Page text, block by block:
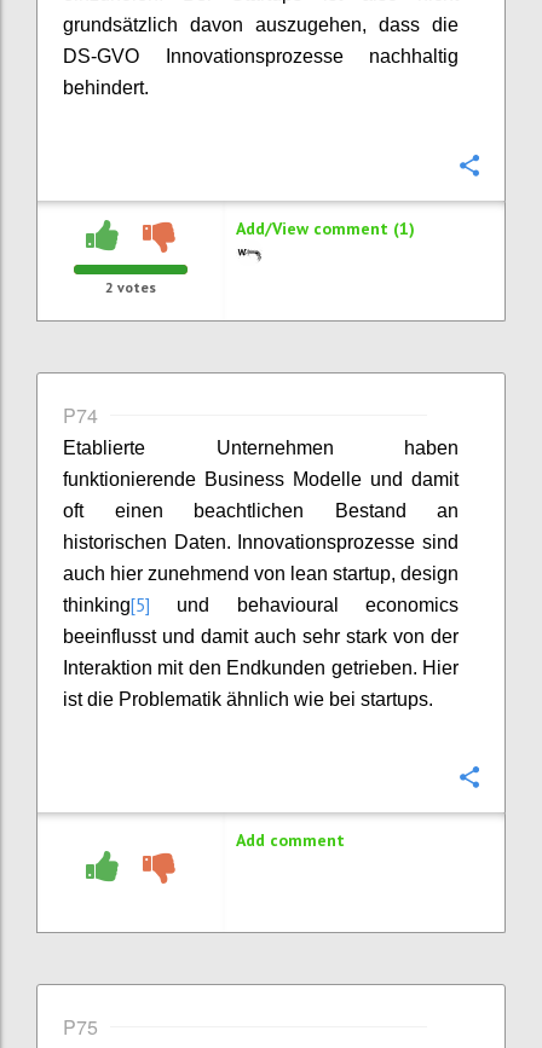
grundsätzlich davon auszugehen, dass die
DS-GVO Innovationsprozesse nachhaltig
behindert.
2 votes
Add/View comment (1)
P74
Etablierte Unternehmen haben
funktionierende Business Modelle und damit
oft einen beachtlichen Bestand an
historischen Daten. Innovationsprozesse sind
auch hier zunehmend von lean startup, design
thinking[5] und behavioural economics
beeinflusst und damit auch sehr stark von der
Interaktion mit den Endkunden getrieben. Hier
ist die Problematik ähnlich wie bei startups.
Add comment
P75